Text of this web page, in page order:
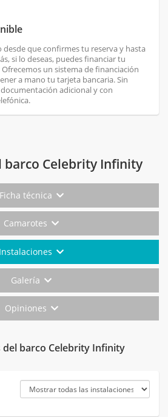
desde que confirmes tu reserva y hasta
si lo deseas, puedes financiar tu
Ofrecemos un sistema de financiación
a mano tu tarjeta bancaria. Sin
adicional y con
barco Celebrity Infinity
Ficha técnica
Camarotes
Instalaciones
Galería
Opiniones
del barco Celebrity Infinity